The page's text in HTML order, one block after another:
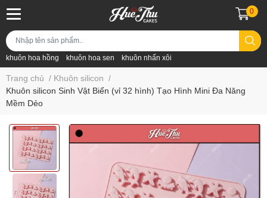
khuôn hoa hồng khuôn hoa sen khuôn nhấn xôi
0
Trang chủ / Khuôn silicon /
Khuôn silicon Sinh Vật Biển (vỉ 32 hình) Tạo Hình Mini Đa Năng
Mềm Dẻo